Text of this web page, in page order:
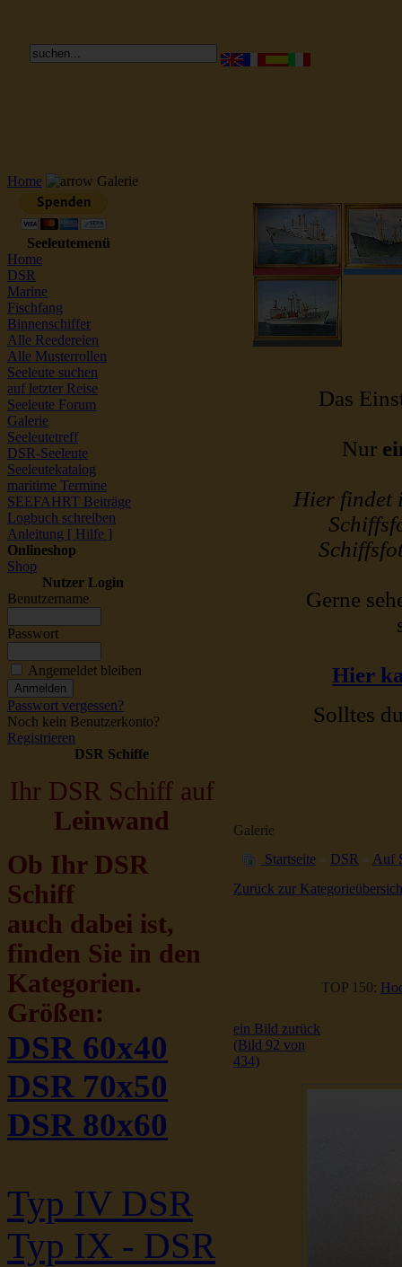
Home Galerie
Seeleutemenü
Home
DSR
Marine
Fischfang
Binnenschiffer
Alle Reedereien
Alle Musterrollen
Seeleute suchen
auf letzter Reise
Seeleute Forum
Galerie
Seeleutetreff
DSR-Seeleute
Seeleutekatalog
maritime Termine
SEEFAHRT Beiträge
Logbuch schreiben
Anleitung [ Hilfe ]
Onlineshop
Shop
Nutzer Login
Benutzername
Passwort
Angemeldet bleiben
Passwort vergessen?
Noch kein Benutzerkonto?
Registrieren
DSR Schiffe
Ihr DSR Schiff auf
Leinwand
Ob Ihr DSR
Schiff
auch dabei ist,
finden Sie in den
Kategorien.
Größen:
DSR 60x40
DSR 70x50
DSR 80x60
Typ IV DSR
Typ IX - DSR
Das
Nur
Hier findet
Gerne
Hier
Solltes
Galerie
Startseite » DSR » Auf
Zurück zur
TOP 150:
ein Bild zurück
(Bild 92 von
434)